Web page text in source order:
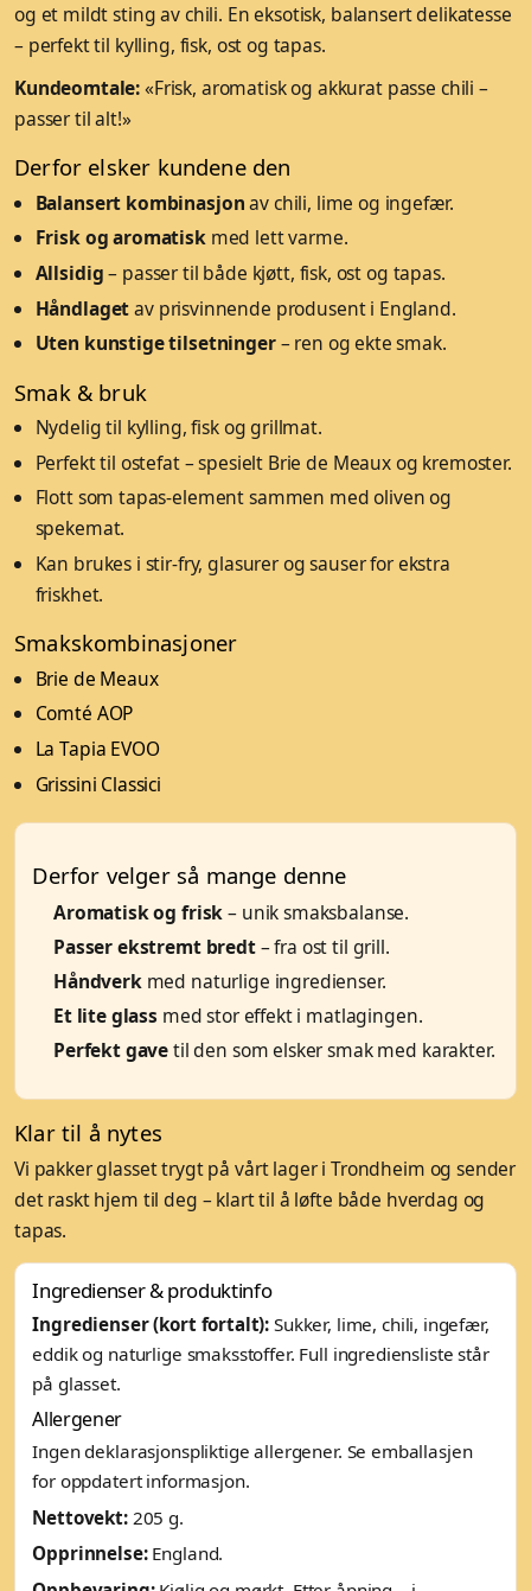
og et mildt sting av chili. En eksotisk, balansert delikatesse
– perfekt til kylling, fisk, ost og tapas.
Kundeomtale:«Frisk, aromatisk og akkurat passe chili –
passer til alt!»
Derfor elsker kundene den
Balansert kombinasjonav chili, lime og ingefær.
Frisk og aromatiskmed lett varme.
Allsidig– passer til både kjøtt, fisk, ost og tapas.
Håndlagetav prisvinnende produsent i England.
Uten kunstige tilsetninger– ren og ekte smak.
Smak & bruk
Nydelig til kylling, fisk og grillmat.
Perfekt til ostefat – spesielt Brie de Meaux og kremoster.
Flott som tapas-element sammen med oliven og
spekemat.
Kan brukes i stir-fry, glasurer og sauser for ekstra
friskhet.
Smakskombinasjoner
Brie de Meaux
Comté AOP
La Tapia EVOO
Grissini Classici
Derfor velger så mange denne
Aromatisk og frisk– unik smaksbalanse.
Passer ekstremt bredt– fra ost til grill.
Håndverkmed naturlige ingredienser.
Et lite glass med stor effekt i matlagingen.
Perfekt gavetil den som elsker smak med karakter.
Klar til å nytes
Vi pakker glasset trygt på vårt lager i Trondheim og sender
det raskt hjem til deg – klart til å løfte både hverdag og
tapas.
Ingredienser & produktinfo
Ingredienser (kort fortalt): Sukker, lime, chili, ingefær,
eddik og naturlige smaksstoffer. Full ingrediensliste står
på glasset.
Allergener
Ingen deklarasjonspliktige allergener. Se emballasjen
for oppdatert informasjon.
Nettovekt:205 g.
Opprinnelse:England.